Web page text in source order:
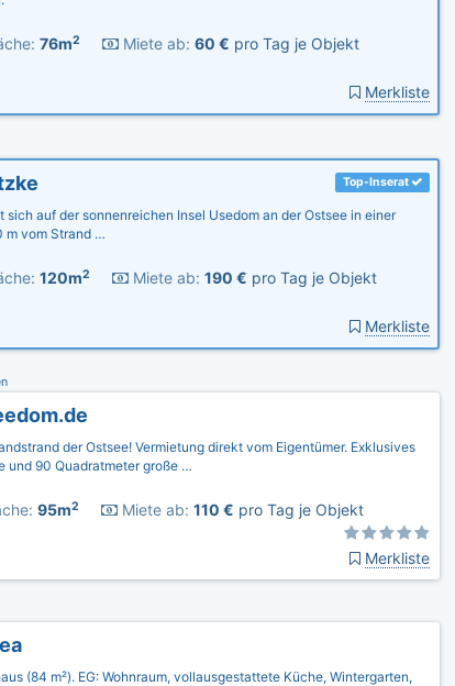
76m2 Miete ab: 60 € pro Tag je Objekt
Merkliste
Top-Inserat
sich auf der sonnenreichen Insel Usedom an der Ostsee in einer
m vom Strand …
120m2 Miete ab: 190 € pro Tag je Objekt
Merkliste
der Ostsee! Vermietung direkt vom Eigentümer. Exklusives
und 90 Quadratmeter große …
95m2 Miete ab: 110 € pro Tag je Objekt
Merkliste
(84 m²). EG: Wohnraum, vollausgestattete Küche, Wintergarten,